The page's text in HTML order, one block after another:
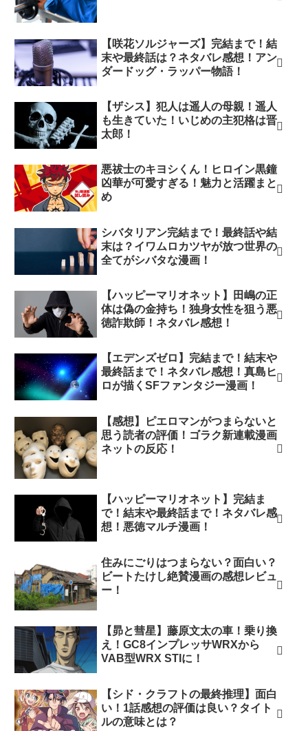
【咲花ソルジャーズ】完結まで！結
末や最終話は？ネタバレ感想！アン
ダードッグ・ラッパー物語！
【ザシス】犯人は遥人の母親！遥人
も生きていた！いじめの主犯格は晋
太郎！
悪祓士のキヨシくん！ヒロイン黒鐘
凶華が可愛すぎる！魅力と活躍まと
め
シバタリアン完結まで！最終話や結
末は？イワムロカツヤが放つ世界の
全てがシバタな漫画！
【ハッピーマリオネット】田嶋の正
体は偽の金持ち！独身女性を狙う悪
徳詐欺師！ネタバレ感想！
【エデンズゼロ】完結まで！結末や
最終話まで！ネタバレ感想！真島ヒ
ロが描くSFファンタジー漫画！
【感想】ピエロマンがつまらないと
思う読者の評価！ゴラク新連載漫画
ネットの反応！
【ハッピーマリオネット】完結ま
で！結末や最終話まで！ネタバレ感
想！悪徳マルチ漫画！
住みにごりはつまらない？面白い？
ビートたけし絶賛漫画の感想レビュ
ー！
【昴と彗星】藤原文太の車！乗り換
え！GC8インプレッサWRXから
VAB型WRX STIに！
【シド・クラフトの最終推理】面白
い！1話感想の評価は良い？タイト
ルの意味とは？